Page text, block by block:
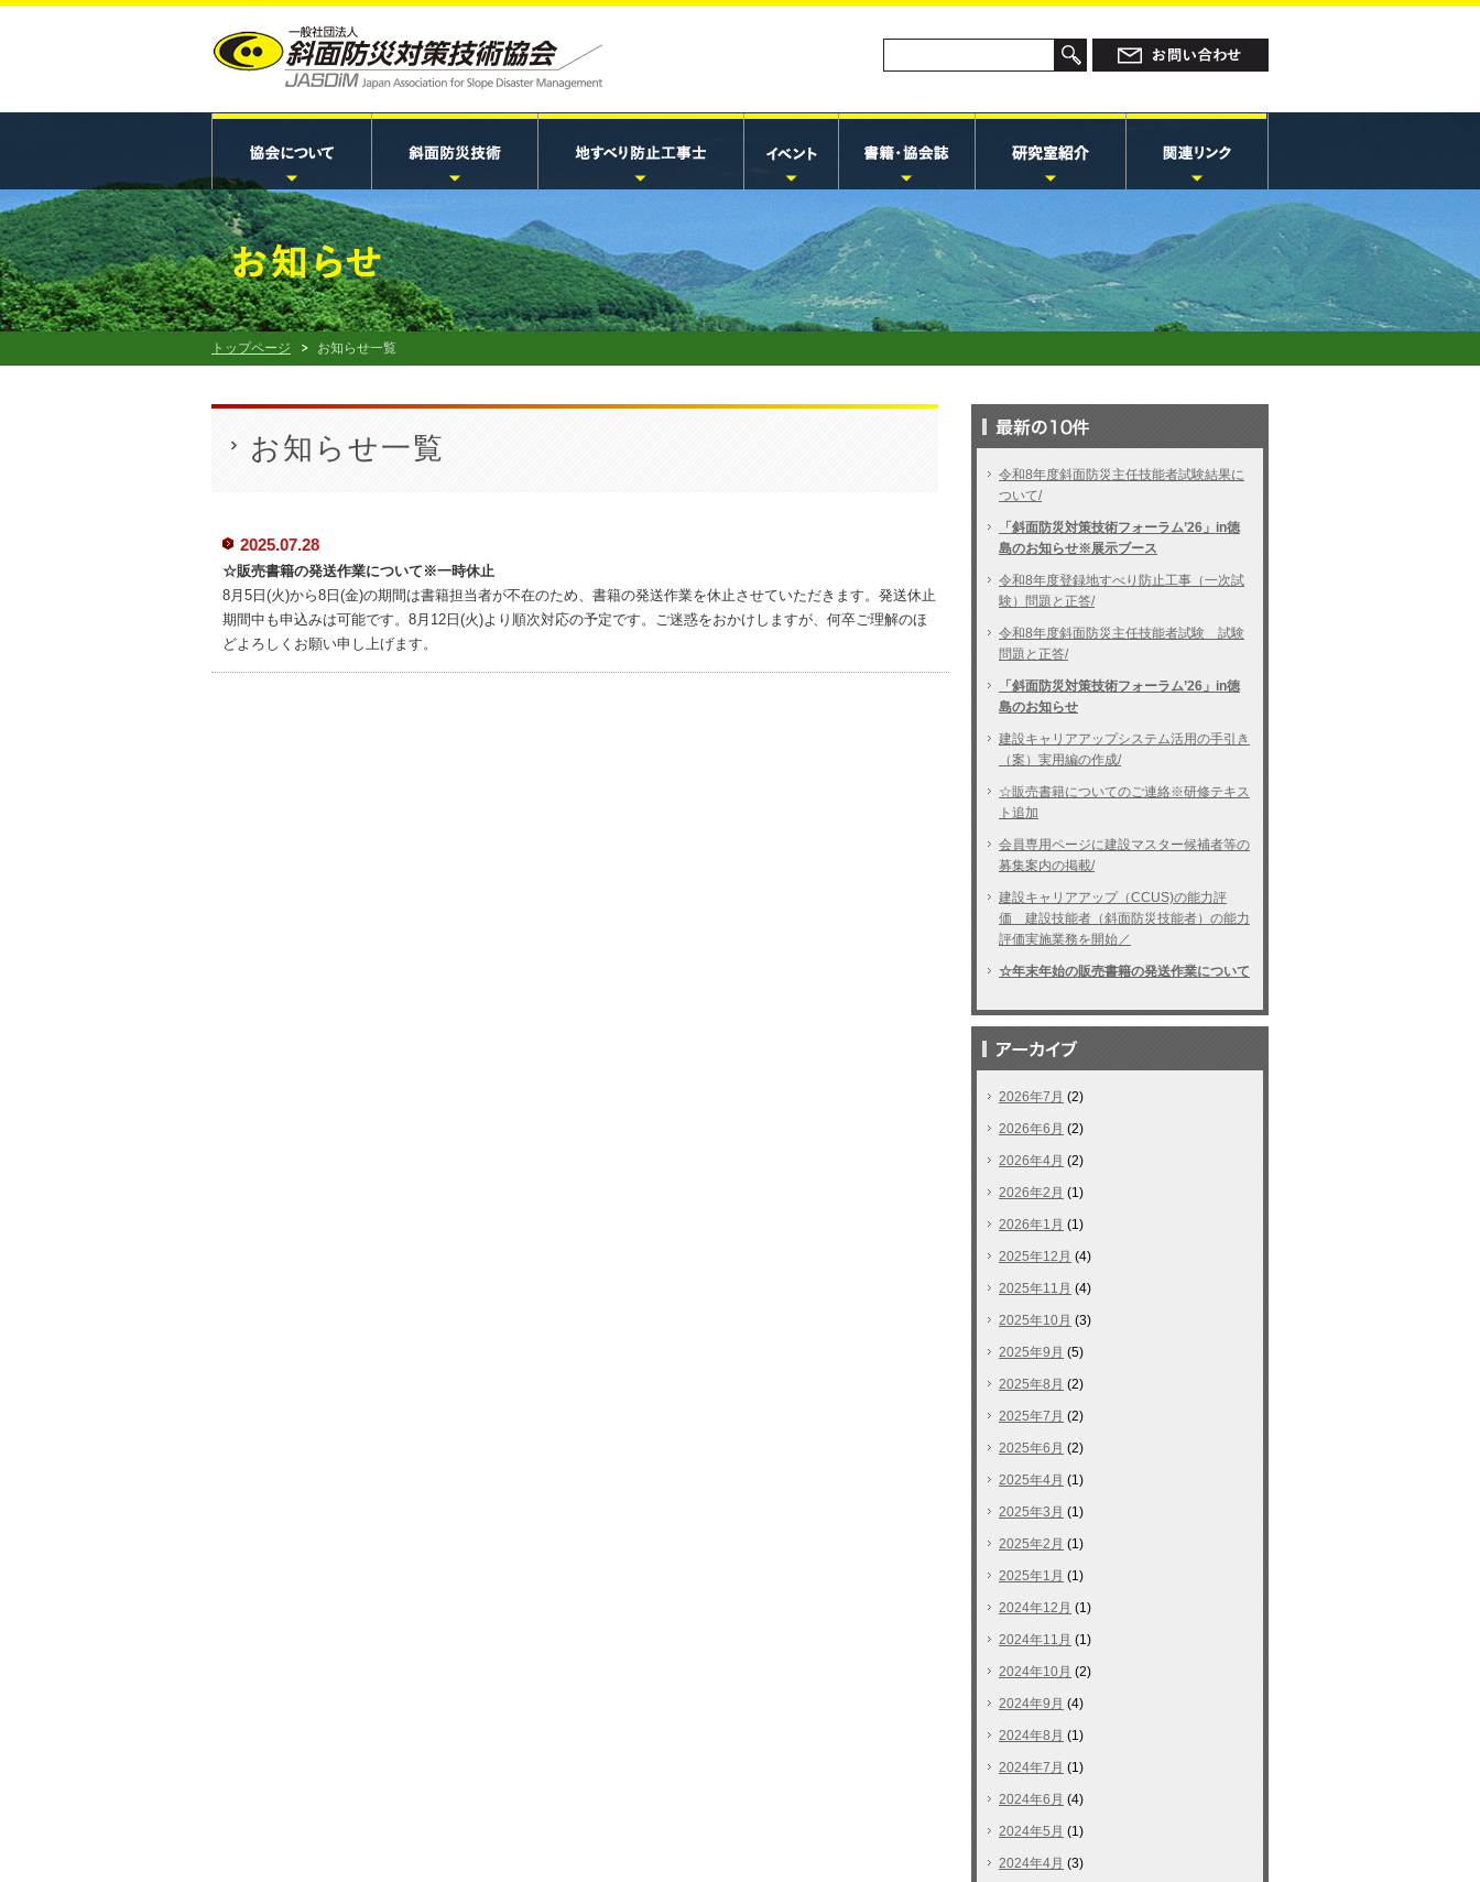
トップページ お知らせ一覧
お知らせ一覧
2025.07.28
☆販売書籍の発送作業について※一時休止
8月5日(火)から8日(金)の期間は書籍担当者が不在のため、書籍の発送作業を休止させていただきます。発送休止
期間中も申込みは可能です。8月12日(火)より順次対応の予定です。ご迷惑をおかけしますが、何卒ご理解のほ
どよろしくお願い申し上げます。
令和8年度斜面防災主任技能者試験結果に
ついて/
「斜面防災対策技術フォーラム’26」in徳
島のお知らせ※展示ブース
令和8年度登録地すべり防止工事（一次試
験）問題と正答/
令和8年度斜面防災主任技能者試験 試験
問題と正答/
「斜面防災対策技術フォーラム’26」in徳
島のお知らせ
建設キャリアアップシステム活用の手引き
（案）実用編の作成/
☆販売書籍についてのご連絡※研修テキス
ト追加
会員専用ページに建設マスター候補者等の
募集案内の掲載/
建設キャリアアップ（CCUS)の能力評
価 建設技能者（斜面防災技能者）の能力
評価実施業務を開始／
☆年末年始の販売書籍の発送作業について
2026年7月 (2)
2026年6月 (2)
2026年4月 (2)
2026年2月 (1)
2026年1月 (1)
2025年12月 (4)
2025年11月 (4)
2025年10月 (3)
2025年9月 (5)
2025年8月 (2)
2025年7月 (2)
2025年6月 (2)
2025年4月 (1)
2025年3月 (1)
2025年2月 (1)
2025年1月 (1)
2024年12月 (1)
2024年11月 (1)
2024年10月 (2)
2024年9月 (4)
2024年8月 (1)
2024年7月 (1)
2024年6月 (4)
2024年5月 (1)
2024年4月 (3)